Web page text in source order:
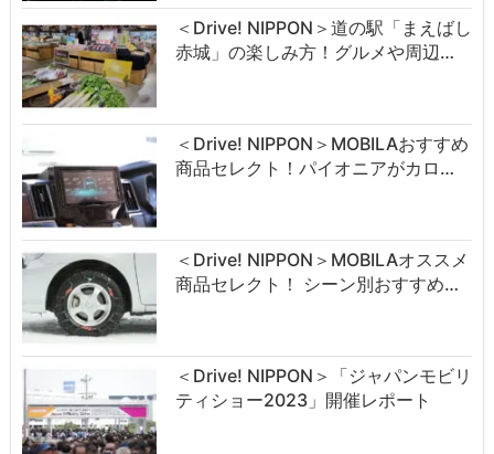
＜Drive! NIPPON＞道の駅「まえばし
赤城」の楽しみ方！グルメや周辺…
＜Drive! NIPPON＞MOBILAおすすめ
商品セレクト！パイオニアがカロ…
＜Drive! NIPPON＞MOBILAオススメ
商品セレクト！ シーン別おすすめ…
＜Drive! NIPPON＞「ジャパンモビリ
ティショー2023」開催レポート